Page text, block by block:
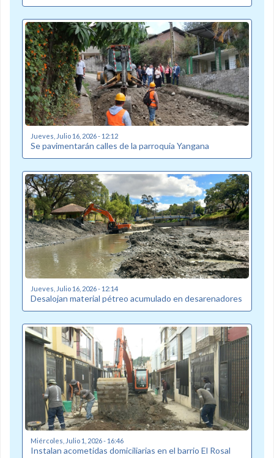
Jueves, Julio 16, 2026 - 12:12
Se pavimentarán calles de la parroquia Yangana
Jueves, Julio 16, 2026 - 12:14
Desalojan material pétreo acumulado en desarenadores
Miércoles, Julio 1, 2026 - 16:46
Instalan acometidas domiciliarias en el barrio El Rosal